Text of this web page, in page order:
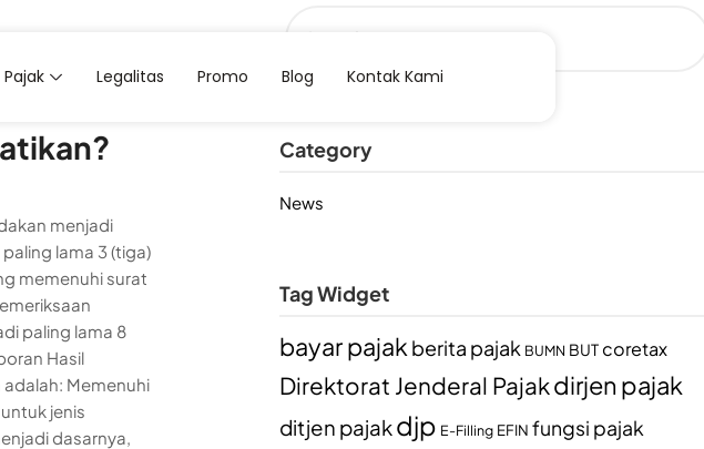
Pajak Legalitas Promo Blog Kontak Kami
menjadi
lama 3 (tiga)
memenuhi surat
paling lama 8
Hasil
adalah: Memenuhi
jenis
dasarnya,
Category
News
Tag Widget
bayar pajak berita pajak BUMN BUT coretax
Direktorat Jenderal Pajakdirjen pajak
ditjen pajakdjp E-Filling EFIN fungsi pajak